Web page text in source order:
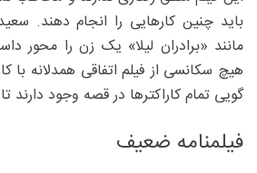
باید چنین کارهایی را انجام دهند.
مانند «برادران لیلا» یک زن را محور
هیچ سکانسی از فیلم اتفاقی همدلانه با
گویی تمام کاراکترها در قصه وجود دارند
فیلمنامه ضعیف